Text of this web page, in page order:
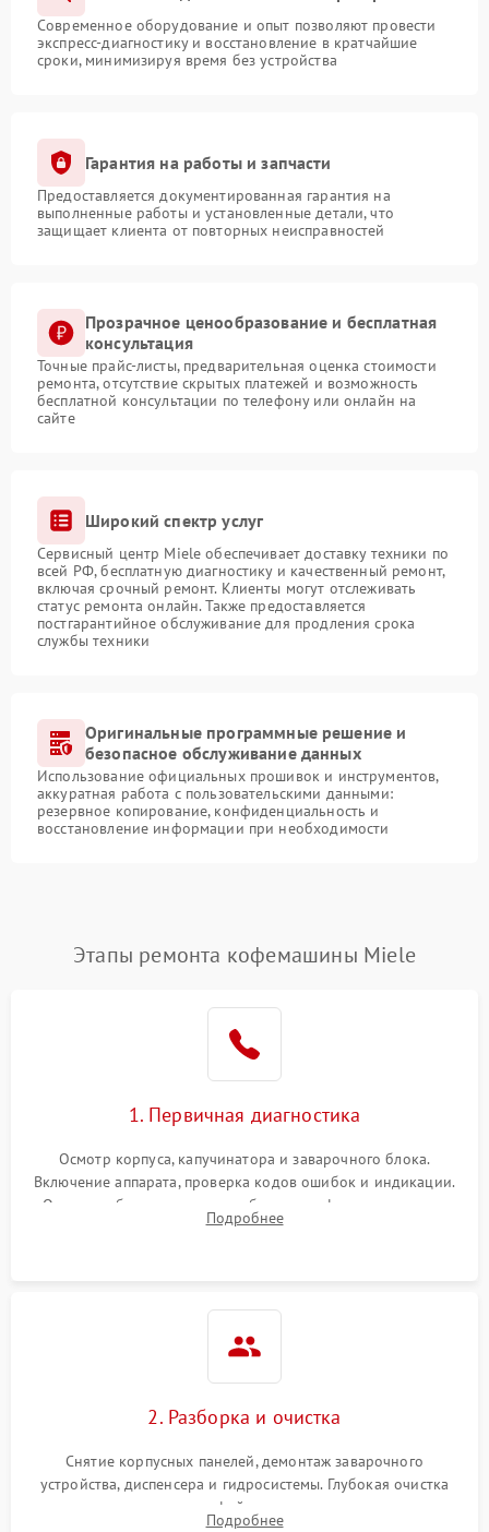
Современное оборудование и опыт позволяют провести
экспресс-диагностику и восстановление в кратчайшие
сроки, минимизируя время без устройства
Гарантия на работы и запчасти
Предоставляется документированная гарантия на
выполненные работы и установленные детали, что
защищает клиента от повторных неисправностей
Прозрачное ценообразование и бесплатная
консультация
Точные прайс-листы, предварительная оценка стоимости
ремонта, отсутствие скрытых платежей и возможность
бесплатной консультации по телефону или онлайн на
сайте
Широкий спектр услуг
Сервисный центр Miele обеспечивает доставку техники по
всей РФ, бесплатную диагностику и качественный ремонт,
включая срочный ремонт. Клиенты могут отслеживать
статус ремонта онлайн. Также предоставляется
постгарантийное обслуживание для продления срока
службы техники
Оригинальные программные решение и
безопасное обслуживание данных
Использование официальных прошивок и инструментов,
аккуратная работа с пользовательскими данными:
резервное копирование, конфиденциальность и
восстановление информации при необходимости
Этапы ремонта кофемашины Miele
1. Первичная диагностика
Осмотр корпуса, капучинатора и заварочного блока.
Включение аппарата, проверка кодов ошибок и индикации.
Оценка работы помпы, термоблока и кофемолки на слух.
Измерение температуры и давления воды для выявления
Подробнее
2. Разборка и очистка
Снятие корпусных панелей, демонтаж заварочного
устройства, диспенсера и гидросистемы. Глубокая очистка
внутренних узлов от кофейных масел, жмыха и накипи.
Подробнее